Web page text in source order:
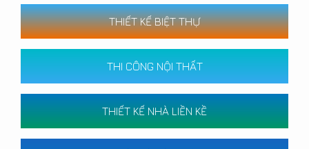
THIẾT KẾ BIỆT THỰ
THI CÔNG NỘI THẤT
THIẾT KẾ NHÀ LIỀN KỀ